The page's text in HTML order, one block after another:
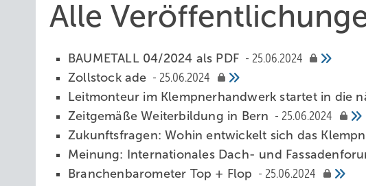
Alle
BAUMETALL 04/2024 als PDF
25.06.2024
Zollstock ade
25.06.2024
L eitmonteur im Klempnerhandwerk startet in die
Zeitgemäße Weiterbildung in Bern
25.06.2024
Zukunftsfragen: Wohin entwickelt sich das
Meinung: Internationales Dach- und
Branchenbarometer Top + Flop
25.06.2024